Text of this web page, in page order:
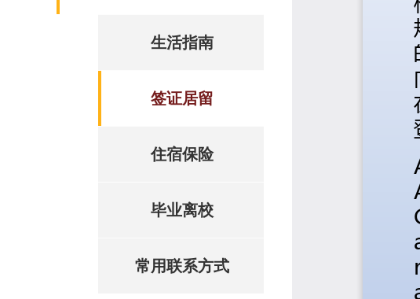
生活指南
签证居留
住宿保险
毕业离校
常用联系方式